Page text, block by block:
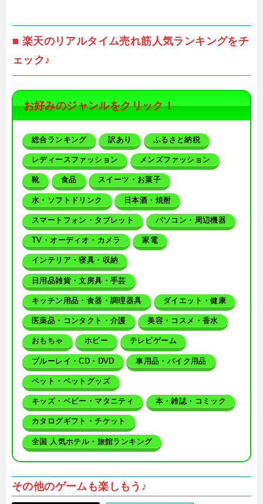
■ 楽天のリアルタイム売れ筋人気ランキングをチ
ェック♪
お好みのジャンルをクリック！
総合ランキング 訳あり ふるさと納税
レディースファッション メンズファッション
靴 食品 スイーツ・お菓子
水・ソフトドリンク 日本酒・焼酎
スマートフォン・タブレット パソコン・周辺機器
TV・オーディオ・カメラ 家電
インテリア・寝具・収納
日用品雑貨・文房具・手芸
キッチン用品・食器・調理器具 ダイエット・健康
医薬品・コンタクト・介護 美容・コスメ・香水
おもちゃ ホビー テレビゲーム
ブルーレイ・CD・DVD 車用品・バイク用品
ペット・ペットグッズ
キッズ・ベビー・マタニティ 本・雑誌・コミック
カタログギフト・チケット
全国 人気ホテル・旅館ランキング
その他のゲームも楽しもう♪